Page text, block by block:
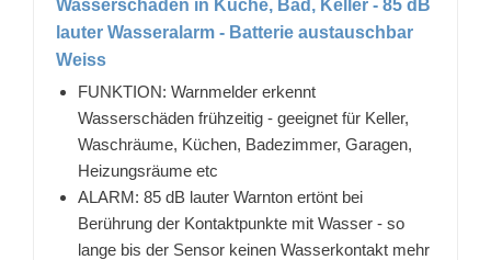
Wasserschäden in Küche, Bad, Keller - 85 dB
lauter Wasseralarm - Batterie austauschbar
Weiss
FUNKTION: Warnmelder erkennt
Wasserschäden frühzeitig - geeignet für Keller,
Waschräume, Küchen, Badezimmer, Garagen,
Heizungsräume etc
ALARM: 85 dB lauter Warnton ertönt bei
Berührung der Kontaktpunkte mit Wasser - so
lange bis der Sensor keinen Wasserkontakt mehr